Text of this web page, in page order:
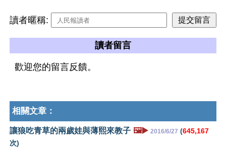
讀者暱稱:
讀者留言
歡迎您的留言反饋。
相關文章：
讓狼吃青草的兩歲娃與薄熙來教子 🖼️▶️ 2016/6/27 (645,167
次)